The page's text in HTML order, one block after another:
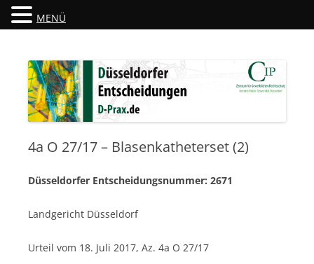
Düsseldorfer Entscheidungen
4a O 27/17 – Blasenkatheterset (2)
Düsseldorfer Entscheidungsnummer: 2671
Landgericht Düsseldorf
Urteil vom 18. Juli 2017, Az. 4a O 27/17
MENÜ